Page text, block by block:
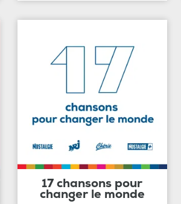
17 chansons pour
changer le monde